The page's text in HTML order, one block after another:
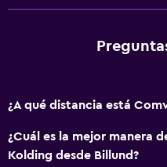
Bar de tapas
Restaurante
Bar/lounge
¿A qué distancia está
¿Cuál es la mejor manera
Kolding desde Billund?